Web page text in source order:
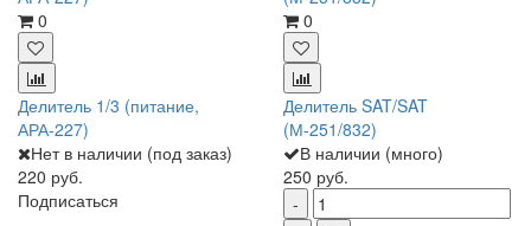
0
Делитель 1/3 (питание,
АРА-227)
Нет в наличии (под заказ)
220 руб.
Подписаться
0
Делитель SAT/SAT
(М-251/832)
В наличии (много)
250 руб.